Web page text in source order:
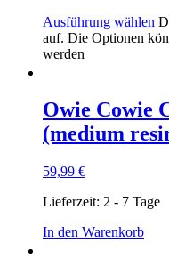
Ausführung wählen
auf. Die Optionen
werden
Owie Cowie
(medium
59,99 €
Lieferzeit: 2 - 7 Tage
In den Warenkorb